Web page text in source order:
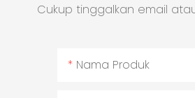
Cukup tinggalkan email
Nama Produk